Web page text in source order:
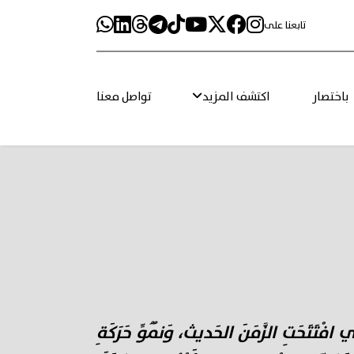
تابعنا على
باختصار اكتشف المزيد تواصل معنا
الزَّمَنَ الحَديث، وَنُمُوِّ حَرَكَةِ